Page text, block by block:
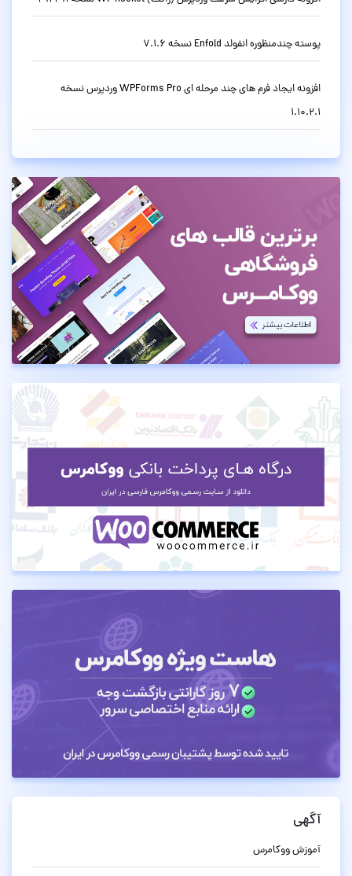
پوسته چندمنظوره انفولد Enfold نسخه 7.1.6
افزونه ایجاد فرم های چند مرحله ای WPForms Pro وردپرس نسخه
1.10.2.1
آگهی
آموزش ووکامرس